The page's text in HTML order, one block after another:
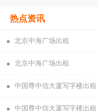
热点资讯
北京中海广场出租
北京中海广场出租
中国尊中信大厦写字楼出租
中国尊中信大厦写字楼出租